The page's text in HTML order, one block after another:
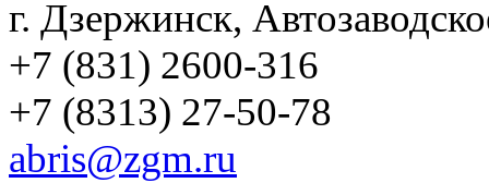
г. Дзержинск,
+7 (831) 2600-316
+7 (8313) 27-50-78
abris@zgm.ru